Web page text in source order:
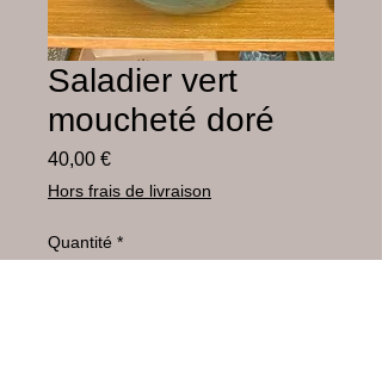
Saladier vert
moucheté doré
40,00 €Prix
Hors frais de livraison
Quantité *